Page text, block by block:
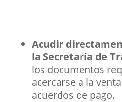
Acudir
la Secretaría de
los documentos
acercarse a la
acuerdos de pago.